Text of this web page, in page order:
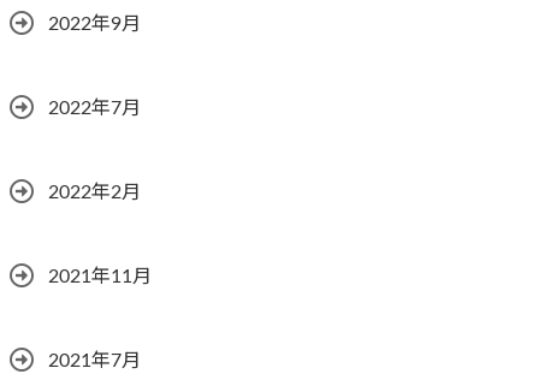
2022年9月
2022年7月
2022年2月
2021年11月
2021年7月